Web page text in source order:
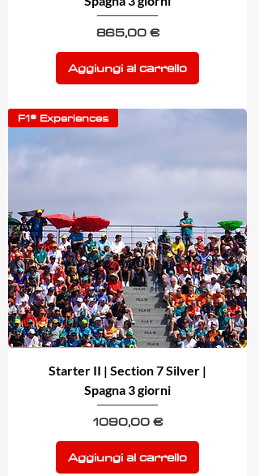
Prezzo
865,00 €
Aggiungi al carrello
F1® Experiences
Starter II | Section 7 Silver |
Spagna 3 giorni
Prezzo
1090,00 €
Aggiungi al carrello